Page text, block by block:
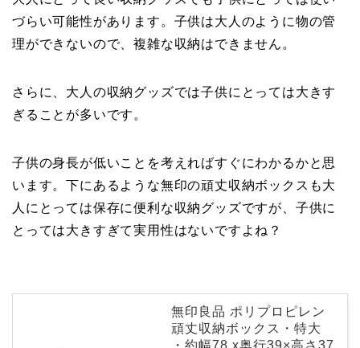
づらい可能性があります。子供は大人のように物の管
理ができないので、複雑な収納はできません。
さらに、大人の収納グッズでは子供にとっては大きす
ぎることが多いです。
子供の身長が低いことを考えればすぐにわかるかと思
います。下にあるような無印の頑丈収納ボックスも大
人にとっては保存に便利な収納グッズですが、子供に
とっては大きすぎて実用性はないですよね？
無印良品 ポリプロピレン
頑丈収納ボックス・特大